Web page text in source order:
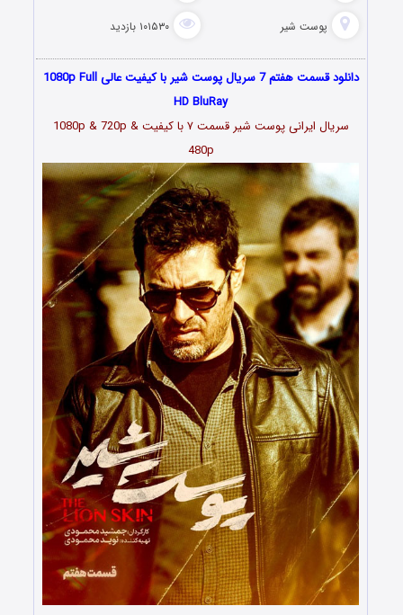
پوست شیر ۱۰۱۵۳۰ بازدید
دانلود قسمت هفتم 7 سریال پوست شیر با کیفیت عالی 1080p Full
HD BluRay
سریال ایرانی پوست شیر قسمت۷
با کیفیت 1080p & 720p &
480p